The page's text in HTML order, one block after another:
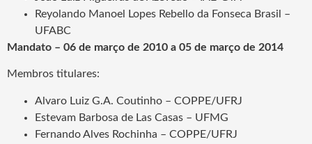
Reyolando Manoel Lopes Rebello da Fonseca Brasil –
UFABC
Mandato – 06 de março de 2010 a 05 de março de 2014
Membros titulares:
Alvaro Luiz G.A. Coutinho – COPPE/UFRJ
Estevam Barbosa de Las Casas – UFMG
Fernando Alves Rochinha – COPPE/UFRJ